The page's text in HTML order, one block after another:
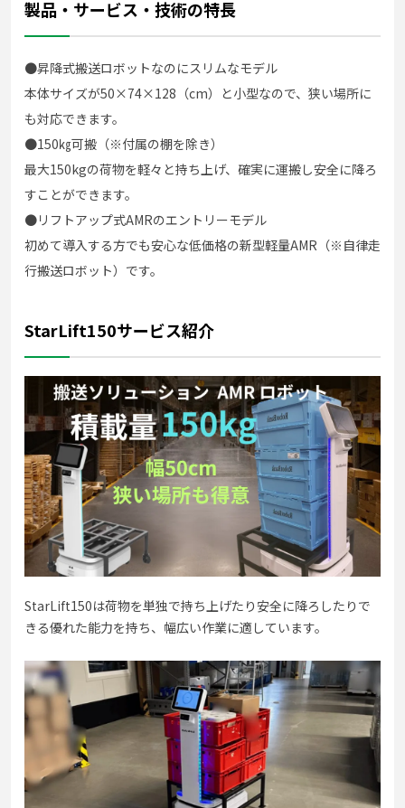
製品・サービス・技術の特長
●昇降式搬送ロボットなのにスリムなモデル
本体サイズが50×74×128（cm）と小型なので、狭い場所に
も対応できます。
●150㎏可搬（※付属の棚を除き）
最大150kgの荷物を軽々と持ち上げ、確実に運搬し安全に降ろ
すことができます。
●リフトアップ式AMRのエントリーモデル
初めて導入する方でも安心な低価格の新型軽量AMR（※自律走
行搬送ロボット）です。
StarLift150サービス紹介
StarLift150は荷物を単独で持ち上げたり安全に降ろしたりで
きる優れた能力を持ち、幅広い作業に適しています。